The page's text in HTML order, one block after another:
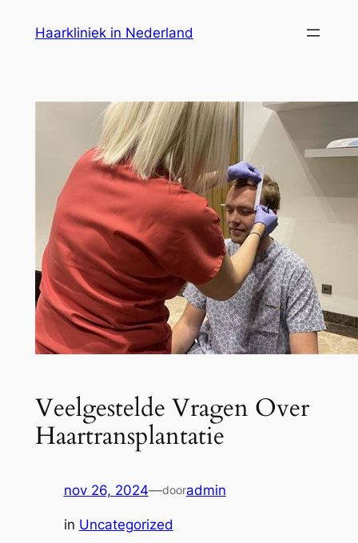
Haarkliniek in Nederland
Veelgestelde Vragen Over
Haartransplantatie
nov 26, 2024—dooradmin
in Uncategorized